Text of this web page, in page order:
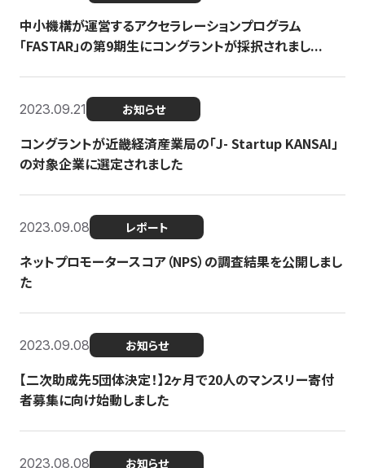
中小機構が運営するアクセラレーションプログラム
「FASTAR」の第9期生にコングラントが採択されまし...
2023.09.21 お知らせ
コングラントが近畿経済産業局の「J- Startup KANSAI」
の対象企業に選定されました
2023.09.08 レポート
ネットプロモータースコア（NPS）の調査結果を公開しまし
た
2023.09.08 お知らせ
【二次助成先5団体決定！】2ヶ月で20人のマンスリー寄付
者募集に向け始動しました
2023.08.08 お知らせ